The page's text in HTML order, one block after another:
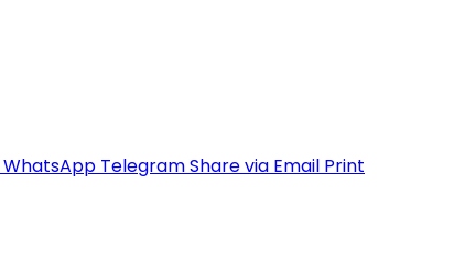
WhatsApp TelegramShare via Email Print